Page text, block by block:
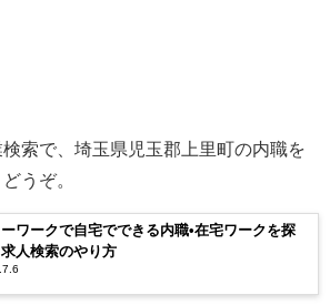
索で、埼玉県児玉郡上里町の内職を
うぞ。
ワークで自宅でできる内職•在宅ワークを探
人検索のやり方